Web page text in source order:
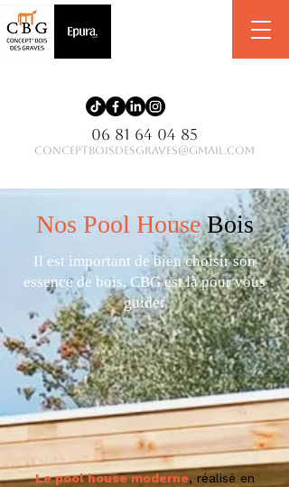
06 81 64 04 85
conceptboisdesgraves@gmail.com
Nos Pool HouseBois
Il est important de bien choisir son
essence de bois, CBG est là pour vous
guider
Le pool house moderne, réalisé en